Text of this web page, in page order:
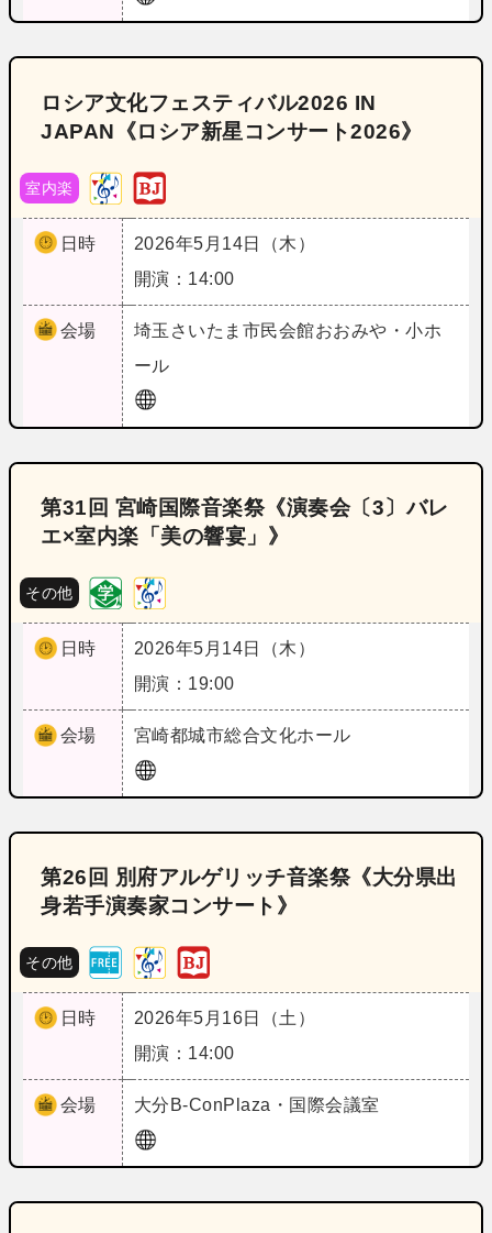
ロシア文化フェスティバル2026 IN
JAPAN《ロシア新星コンサート2026》
室内楽
日時
2026年5月14日（木）
開演：14:00
会場 埼玉 さいたま市民会館おおみや・小ホ
ール
第31回 宮崎国際音楽祭《演奏会〔3〕バレ
エ×室内楽「美の響宴」》
その他
日時
2026年5月14日（木）
開演：19:00
会場 宮崎都城市総合文化ホール
第26回 別府アルゲリッチ音楽祭《大分県出
身若手演奏家コンサート》
その他
日時
2026年5月16日（土）
開演：14:00
会場 大分 B‐ConPlaza・国際会議室